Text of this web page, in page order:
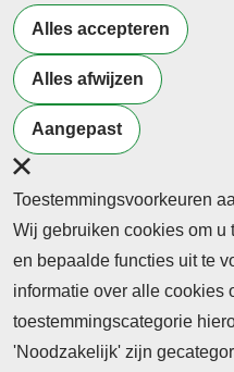
Terug naar
Alles accepteren
Alles afwijzen
Aangepast
Toestemmingsvoorkeuren
Wij gebruiken cookies om u
en bepaalde functies uit te
informatie over alle cookies
toestemmingscategorie
'Noodzakelijk' zijn